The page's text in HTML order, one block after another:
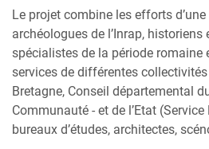
Le projet combine les efforts
archéologues de l’Inrap,
spécialistes de la période romaine
services de différentes
Bretagne, Conseil départemental
Communauté - et de l’Etat
bureaux d’études, architectes,